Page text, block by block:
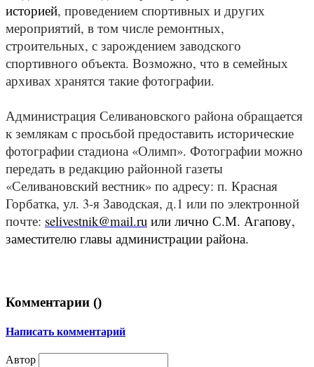
историей, проведением спортивных и других
мероприятий, в том числе ремонтных,
строительных, с зарождением заводского
спортивного объекта. Возможно, что в семейных
архивах хранятся такие фотографии.
Администрация Селивановского района обращается
к землякам с просьбой предоставить исторические
фотографии стадиона «Олимп». Фотографии можно
передать в редакцию районной газеты
«Селивановский вестник» по адресу: п. Красная
Горбатка, ул. 3-я Заводская, д.1 или по электронной
почте: selivestnik@mail.ru или лично С.М. Агапову,
заместителю главы администрации района.
Комментарии ()
Написать комментарий
Автор